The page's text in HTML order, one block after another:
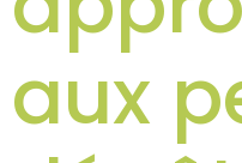
aux